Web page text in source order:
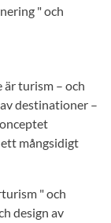
" och
är turism – och
destinationer –
mångsidigt
" och
design av